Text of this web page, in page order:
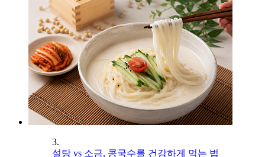
3.
설탕 vs 소금, 콩국수를 건강하게 먹는 법